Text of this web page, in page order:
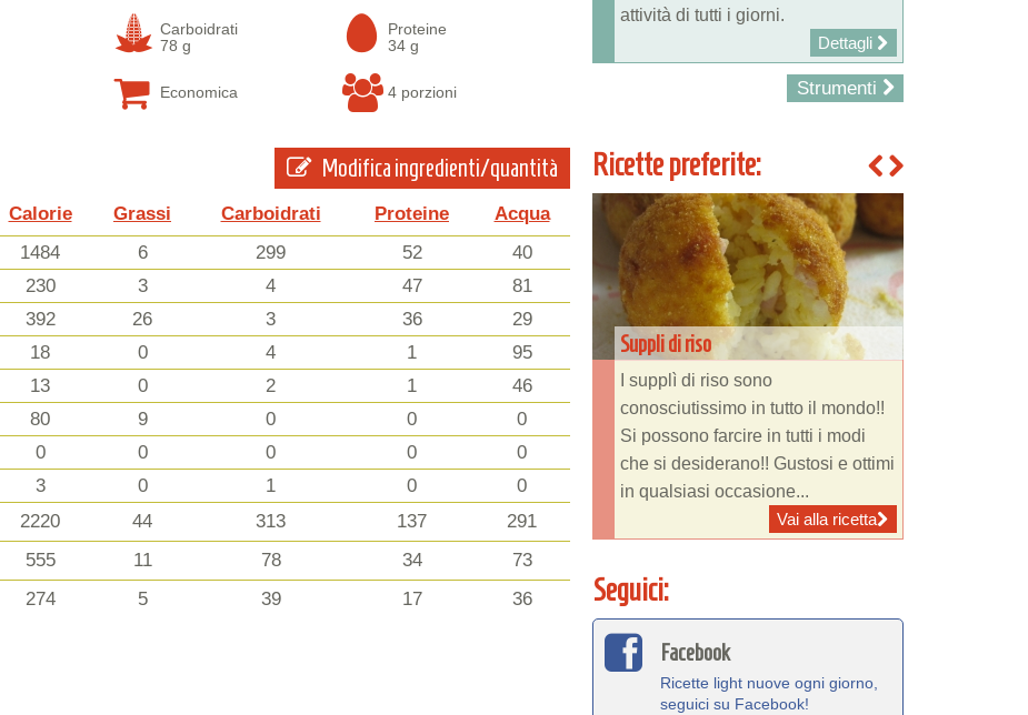
Carboidrati
78 g
Proteine
34 g
Economica 4 porzioni
Modifica ingredienti/quantità
Calorie Grassi Carboidrati Proteine
Acqua
1484 6 299 52
40
230 3 4 47
81
392 26 3 36
29
18 0 4 1
95
13 0 2 1
46
80 9 0 0
0
0 0 0 0
0
3 0 1 0
0
2220 44 313 137
291
555 11 78 34
73
274 5 39 17 36
attività di tutti i giorni.
Dettagli
Strumenti
Ricette preferite:
Suppli di riso
I supplì di riso sono
conosciutissimo in tutto il mondo!!
Si possono farcire in tutti i modi
che si desiderano!! Gustosi e ottimi
in qualsiasi occasione...
Vai alla ricetta
Seguici:
Facebook
Ricette light nuove ogni giorno,
seguici su Facebook!